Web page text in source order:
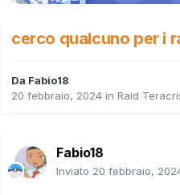
cerco qualcuno per i
Da Fabio18
20 febbraio, 2024 in Raid
Fabio18
Inviato 20 febbraio,